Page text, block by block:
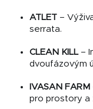
ATLET –
serrata.
CLEAN KILL–
dvoufázovým
IVASAN FARM
pro prostory a